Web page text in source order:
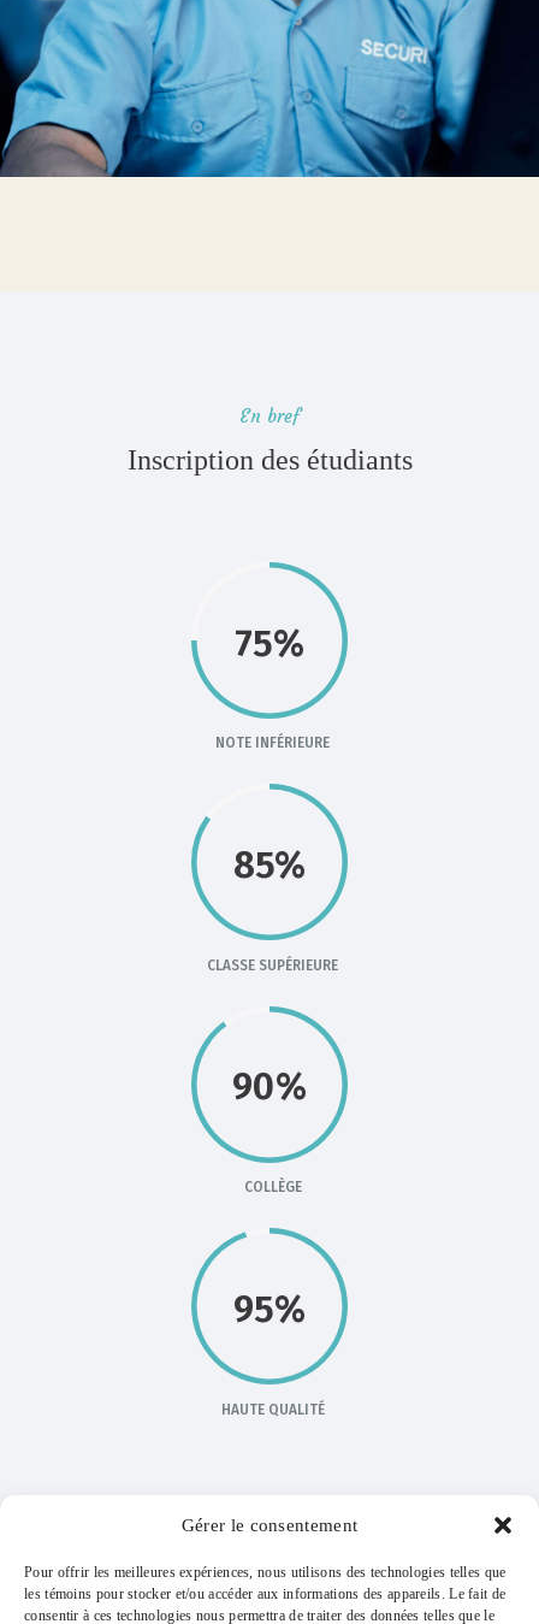
Gérer le consentement
Pour offrir les meilleures expériences, nous utilisons des technologies telles que
les témoins pour stocker et/ou accéder aux informations des appareils. Le fait de
consentir à ces technologies nous permettra de traiter des données telles que le
En bref
Inscription des étudiants
75%
NOTE INFÉRIEURE
85%
CLASSE SUPÉRIEURE
90%
COLLÈGE
95%
HAUTE QUALITÉ